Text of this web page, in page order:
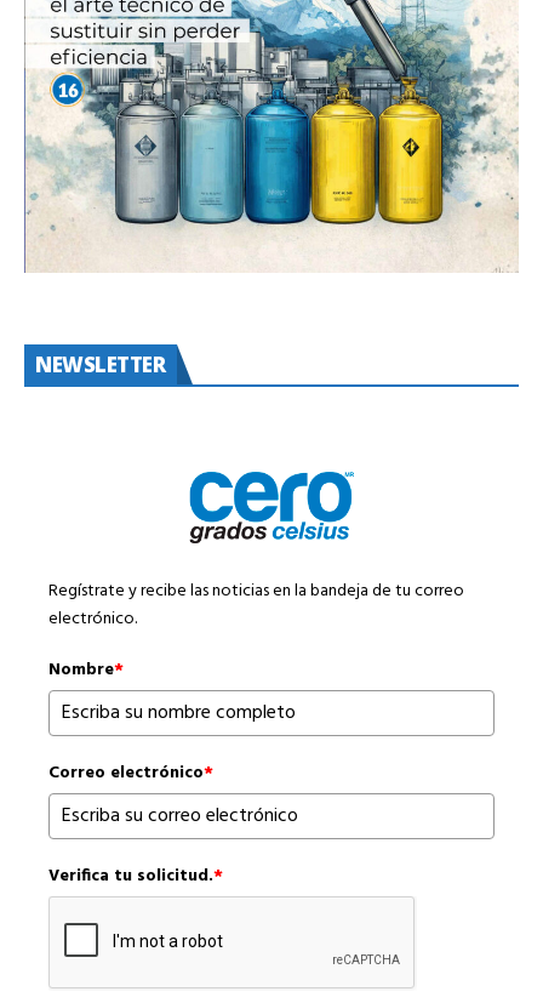
NEWSLETTER
Regístrate y recibe las noticias en la bandeja de tu correo
electrónico.
Nombre*
Correo electrónico*
Verifica tu solicitud.*